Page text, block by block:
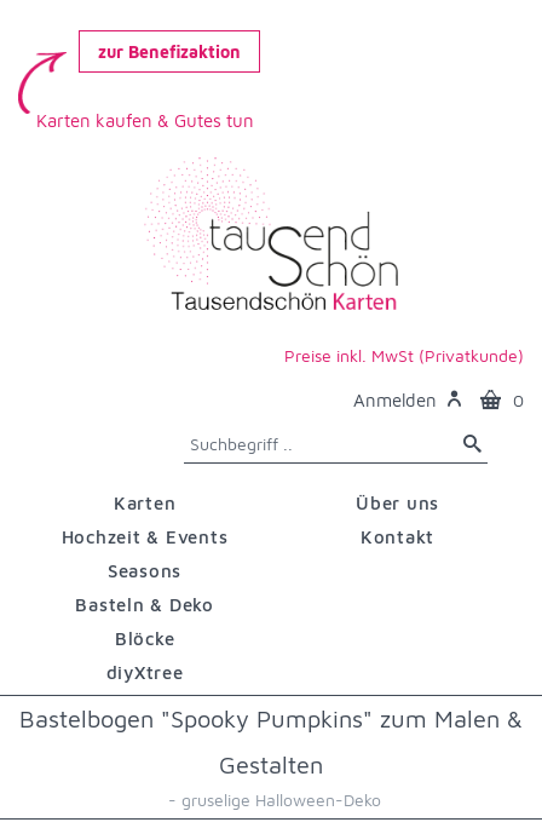
zur Benefizaktion
Karten kaufen & Gutes tun
Preise inkl. MwSt (Privatkunde)
Anmelden 0
Karten
Hochzeit & Events
Seasons
Basteln & Deko
Blöcke
diyXtree
Über uns
Kontakt
Bastelbogen "Spooky Pumpkins" zum Malen &
Gestalten
- gruselige Halloween-Deko